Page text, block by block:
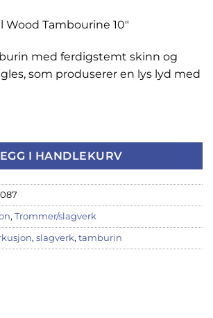
Wood Tambourine 10″
med ferdigstemt skinn og
som produserer en lys lyd med
R-TF antall
I HANDLEKURV
, Trommer/slagverk
, slagverk, tamburin